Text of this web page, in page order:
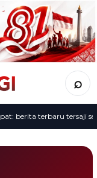
⌕
berita terbaru tersaji